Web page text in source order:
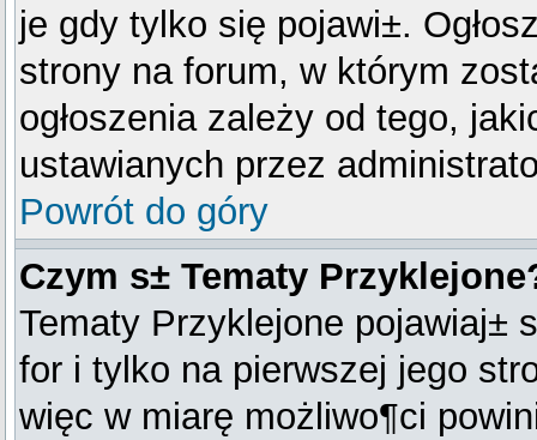
je gdy tylko się pojawi±.
strony na forum, w którym
ogłoszenia zależy od tego,
ustawianych przez
Powrót do góry
Czym s± Tematy
Tematy Przyklejone pojawiaj±
for i tylko na pierwszej jego
więc w miarę możliwo¶ci